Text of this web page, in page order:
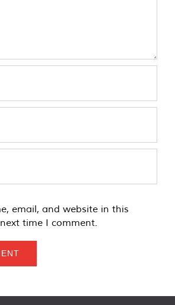
email, and website in this
time I comment.